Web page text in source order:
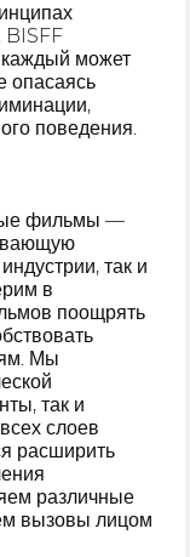
BISFF
каждый может
опасаясь
поведения.
фильмы —
так и
в
поощрять
Мы
так и
слоев
расширить
различные
вызовы лицом